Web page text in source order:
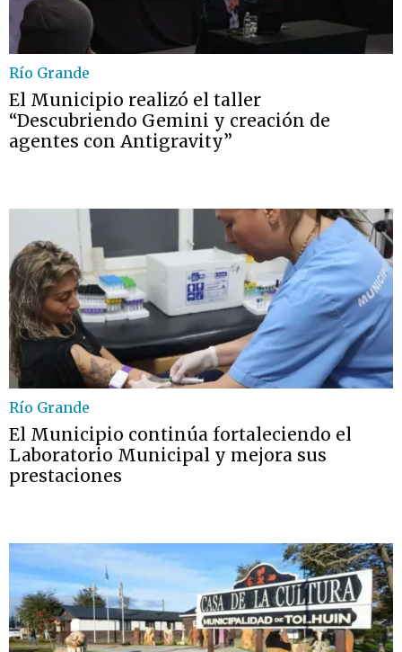
Río Grande
El Municipio realizó el taller
“Descubriendo Gemini y creación de
agentes con Antigravity”
Río Grande
El Municipio continúa fortaleciendo el
Laboratorio Municipal y mejora sus
prestaciones